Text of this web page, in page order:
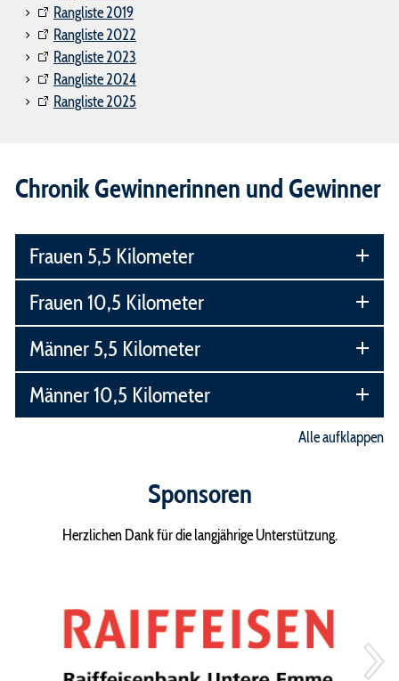
Rangliste 2019
Rangliste 2022
Rangliste 2023
Rangliste 2024
Rangliste 2025
Chronik Gewinnerinnen und Gewinner
Frauen 5,5 Kilometer
Frauen 10,5 Kilometer
Männer 5,5 Kilometer
Männer 10,5 Kilometer
Alle aufklappen
Sponsoren
Herzlichen Dank für die langjährige Unterstützung.